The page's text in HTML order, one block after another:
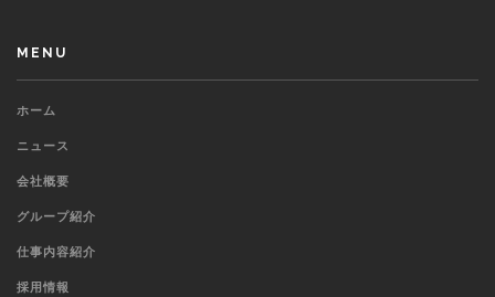
MENU
ホーム
ニュース
会社概要
グループ紹介
仕事内容紹介
採用情報